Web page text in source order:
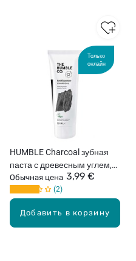
Только
онлайн
Добавить в корзину
HUMBLE Charcoal зубная
паста с древесным углем,
75мл
Обычная цена 3,99 €
2